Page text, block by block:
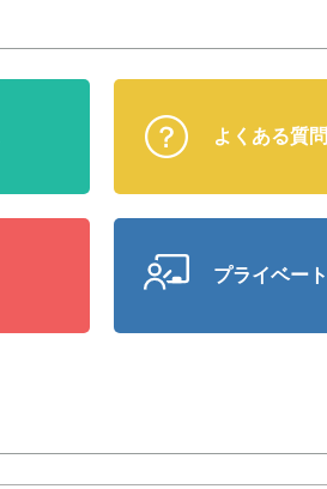
よくある質問
プライベート